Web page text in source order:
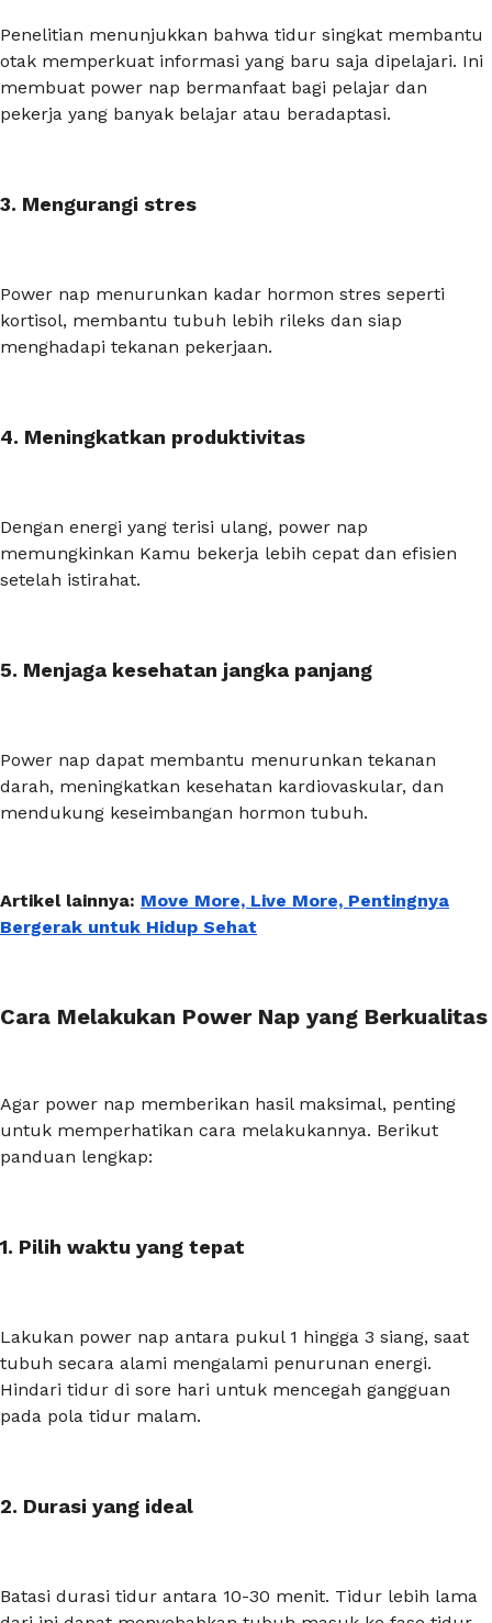
Penelitian menunjukkan bahwa tidur singkat membantu
otak memperkuat informasi yang baru saja dipelajari. Ini
membuat power nap bermanfaat bagi pelajar dan
pekerja yang banyak belajar atau beradaptasi.
3. Mengurangi stres
Power nap menurunkan kadar hormon stres seperti
kortisol, membantu tubuh lebih rileks dan siap
menghadapi tekanan pekerjaan.
4. Meningkatkan produktivitas
Dengan energi yang terisi ulang, power nap
memungkinkan Kamu bekerja lebih cepat dan efisien
setelah istirahat.
5. Menjaga kesehatan jangka panjang
Power nap dapat membantu menurunkan tekanan
darah, meningkatkan kesehatan kardiovaskular, dan
mendukung keseimbangan hormon tubuh.
Artikel lainnya: Move More, Live More, Pentingnya
Bergerak untuk Hidup Sehat
Cara Melakukan Power Nap yang Berkualitas
Agar power nap memberikan hasil maksimal, penting
untuk memperhatikan cara melakukannya. Berikut
panduan lengkap:
1. Pilih waktu yang tepat
Lakukan power nap antara pukul 1 hingga 3 siang, saat
tubuh secara alami mengalami penurunan energi.
Hindari tidur di sore hari untuk mencegah gangguan
pada pola tidur malam.
2. Durasi yang ideal
Batasi durasi tidur antara 10-30 menit. Tidur lebih lama